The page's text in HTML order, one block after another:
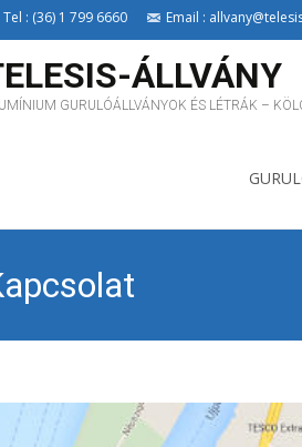
Tel : (36) 1 799 6660 Email :
ÁLLVÁNY
GURULÓÁLLVÁNYOK ÉS LÉTRÁK –